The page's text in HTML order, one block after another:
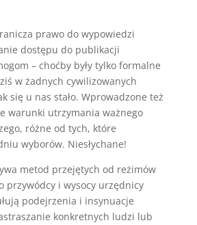
prawo do wypowiedzi
dostępu do publikacji
– choćby były tylko formalne
w żadnych cywilizowanych
się u nas stało. Wprowadzone też
warunki utrzymania ważnego
różne od tych, które
wyborów. Niesłychane!
metod przejętych od reżimów
przywódcy i wysocy urzędnicy
podejrzenia i insynuacje
konkretnych ludzi lub